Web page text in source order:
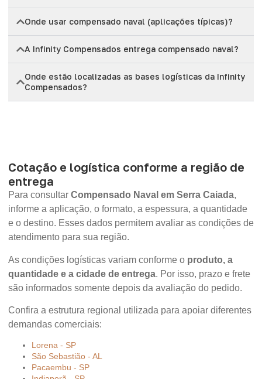
Onde usar compensado naval (aplicações típicas)?
A Infinity Compensados entrega compensado naval?
Onde estão localizadas as bases logísticas da Infinity
Compensados?
Cotação e logística conforme a região de
entrega
Para consultar Compensado Naval em Serra Caiada,
informe a aplicação, o formato, a espessura, a quantidade
e o destino. Esses dados permitem avaliar as condições de
atendimento para sua região.
As condições logísticas variam conforme o produto, a
quantidade e a cidade de entrega. Por isso, prazo e frete
são informados somente depois da avaliação do pedido.
Confira a estrutura regional utilizada para apoiar diferentes
demandas comerciais:
Lorena - SP
São Sebastião - AL
Pacaembu - SP